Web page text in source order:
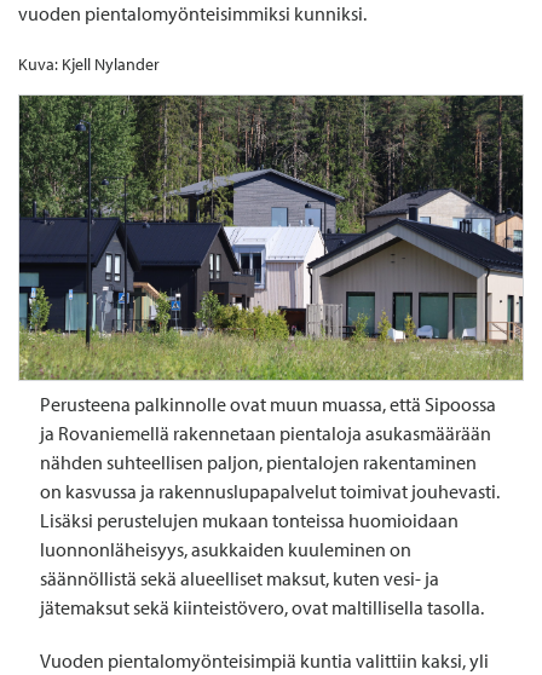
vuoden pientalomyönteisimmiksi kunniksi.
Kuva: Kjell Nylander
Perusteena palkinnolle ovat muun muassa, että Sipoossa
ja Rovaniemellä rakennetaan pientaloja asukasmäärään
nähden suhteellisen paljon, pientalojen rakentaminen
on kasvussa ja rakennuslupapalvelut toimivat jouhevasti.
Lisäksi perustelujen mukaan tonteissa huomioidaan
luonnonläheisyys, asukkaiden kuuleminen on
säännöllistä sekä alueelliset maksut, kuten vesi- ja
jätemaksut sekä kiinteistövero, ovat maltillisella tasolla.
Vuoden pientalomyönteisimpiä kuntia valittiin kaksi, yli